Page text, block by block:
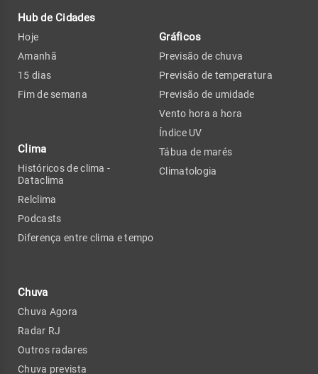
Hub de Cidades
Hoje
Amanhã
15 dias
Fim de semana
Clima
Históricos de clima -
Dataclima
Relclima
Podcasts
Diferença entre clima e tempo
Chuva
Chuva Agora
Radar RJ
Outros radares
Chuva prevista
Gráficos
Previsão de chuva
Previsão de temperatura
Previsão de umidade
Vento hora a hora
Índice UV
Tábua de marés
Climatologia